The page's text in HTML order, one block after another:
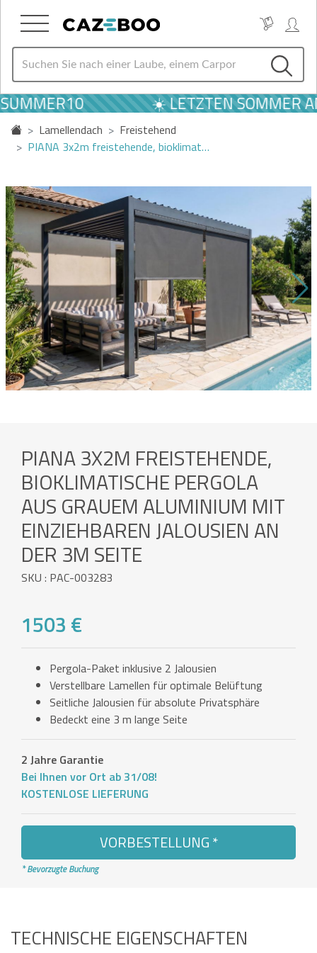
☀️ LETZTEN SOMMER
Lamellendach
Freistehend
PIANA 3x2m freistehende, bioklimat…
PIANA 3X2M FREISTEHENDE,
BIOKLIMATISCHE PERGOLA
AUS GRAUEM ALUMINIUM MIT
EINZIEHBAREN JALOUSIEN AN
DER 3M SEITE
SKU : PAC-003283
1503 €
Pergola-Paket inklusive 2 Jalousien
Verstellbare Lamellen für optimale Belüftung
Seitliche Jalousien für absolute Privatsphäre
Bedeckt eine 3 m lange Seite
2 Jahre Garantie
Bei Ihnen vor Ort ab 31/08!
KOSTENLOSE LIEFERUNG
VORBESTELLUNG *
* Bevorzugte Buchung
TECHNISCHE EIGENSCHAFTEN